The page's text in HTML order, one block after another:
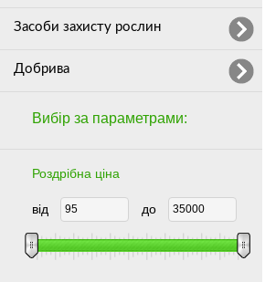
Засоби захисту рослин
Добрива
Вибір за параметрами:
Роздрібна ціна
від до